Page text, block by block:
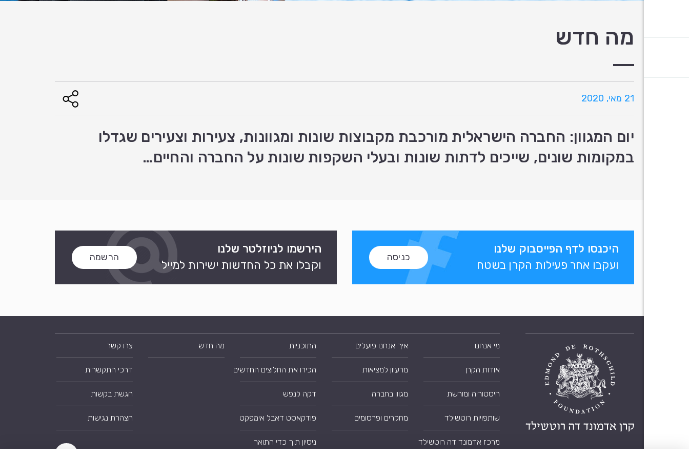
מה חדש
21 מאי, 2020
יום המגוון: החברה הישראלית מורכבת מקבוצות שונות ומגוונות, צעירות וצעירים שגדלו
במקומות שונים, שייכים לדתות שונות ובעלי השקפות שונות על החברה והחיים…
היכנסו לדף הפייסבוק שלנו
ועקבו אחר פעילות הקרן בשטח
כניסה
הירשמו לניוזלטר שלנו
וקבלו את כל החדשות ישירות למייל
הרשמה
מי אנחנו
אודות הקרן
היסטוריה ומורשת
שותפויות רוטשילד
מרכז אדמונד דה רוטשילד
איך אנחנו פועלים
מרעיון למציאות
מגוון בחברה
מחקרים ופרסומים
התוכניות
הכירו את החלוצים החדשים
דקה לנפש
פודקאסט דאבל אימפקט
ניסיון תוך כדי התואר
מה חדש צרו קשר
דרכי התקשרות
הגשת בקשות
הצהרת נגישות